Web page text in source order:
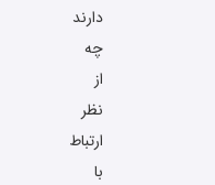
دارند
چه
از
نظر
ارتباط
با